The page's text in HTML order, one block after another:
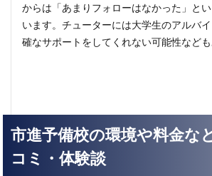
からは「あまりフォローはなかった」と
います。チューターには大学生のアルバ
確なサポートをしてくれない可能性なども
市進予備校の環境や料金な
コミ・体験談